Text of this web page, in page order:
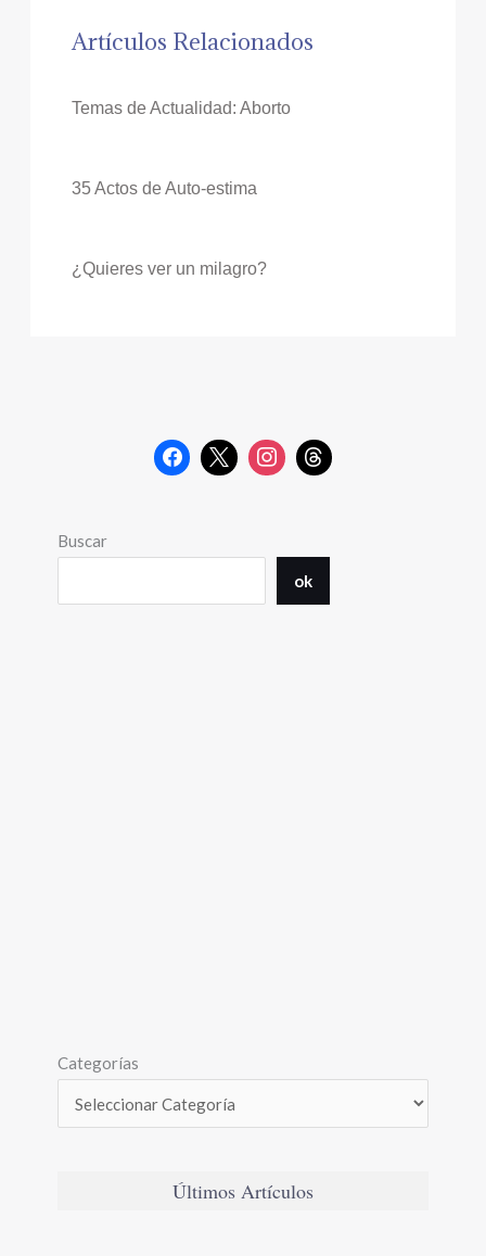
Artículos Relacionados
Temas de Actualidad: Aborto
35 Actos de Auto-estima
¿Quieres ver un milagro?
Buscar
ok
Categorías
Últimos Artículos